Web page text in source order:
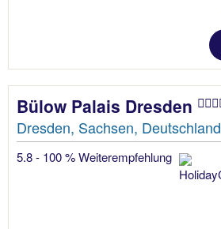
Bülow Palais Dresden
Dresden, Sachsen, Deutschland
5.8 - 100 % Weiterempfehlung